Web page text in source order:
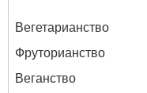
Вегетарианство
Фруторианство
Веганство